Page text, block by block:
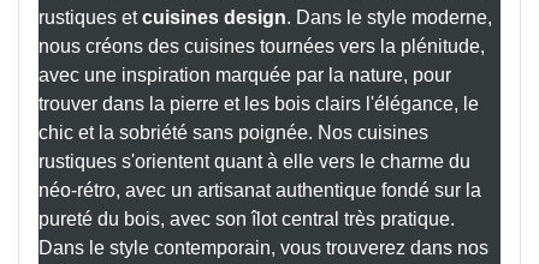
rustiques etcuisines design. Dans le style moderne,
nous créons des cuisines tournées vers la plénitude,
avec une inspiration marquée par la nature, pour
trouver dans la pierre et les bois clairs l'élégance, le
chic et la sobriété sans poignée. Nos cuisines
rustiques s'orientent quant à elle vers le charme du
néo-rétro, avec un artisanat authentique fondé sur la
pureté du bois, avec son îlot central très pratique.
Dans le style contemporain, vous trouverez dans nos